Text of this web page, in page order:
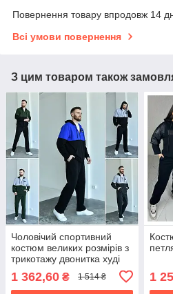
Повернення товару впродовж 14
Всі умови повернення
З цим товаром також
Чоловічий спортивний
костюм великих розмірів з
трикотажу двонитка худі
на блискавці + спортивні
штани
1 362,60 ₴ 1 514 ₴ 1